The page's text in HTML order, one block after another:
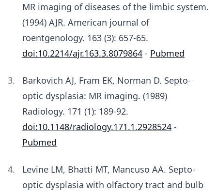
MR imaging of diseases of the limbic system.
(1994) AJR. American journal of
roentgenology. 163 (3): 657-65.
doi:10.2214/ajr.163.3.8079864 - Pubmed
Barkovich AJ, Fram EK, Norman D. Septo-
optic dysplasia: MR imaging. (1989)
Radiology. 171 (1): 189-92.
doi:10.1148/radiology.171.1.2928524 -
Pubmed
Levine LM, Bhatti MT, Mancuso AA. Septo-
optic dysplasia with olfactory tract and bulb